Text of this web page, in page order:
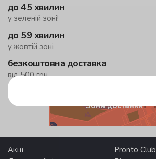
до 45 хвилин
у зеленій зоні!
до 59 хвилин
у жовтій зоні
безкоштовна доставка
від 500 грн
Зони доставки
Акції
Pronto Club